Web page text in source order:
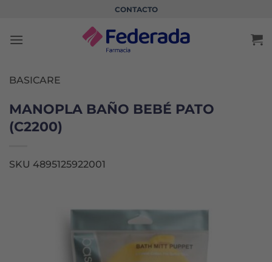
contenido
CONTACTO
BASICARE
MANOPLA BAÑO BEBÉ PATO
(C2200)
SKU 4895125922001